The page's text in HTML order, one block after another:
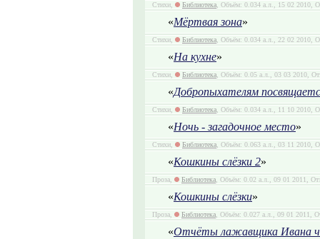
Стихи, Библиотека, Объём: 0.034 а.л., 15 02 2010,
«Мёртвая зона»
Стихи, Библиотека, Объём: 0.034 а.л., 22 02 2010,
«На кухне»
Стихи, Библиотека, Объём: 0.05 а.л., 03 03 2010,
«Добропыхателям
Стихи, Библиотека, Объём: 0.034 а.л., 11 10 2010,
«Ночь - загадочное место»
Стихи, Библиотека, Объём: 0.063 а.л., 03 11 2010,
«Кошкины слёзки 2»
Проза, Библиотека, Объём: 0.02 а.л., 09 01 2011,
«Кошкины слёзки»
Проза, Библиотека, Объём: 0.027 а.л., 09 01 2011,
«Отчёты лажавщика Ивана